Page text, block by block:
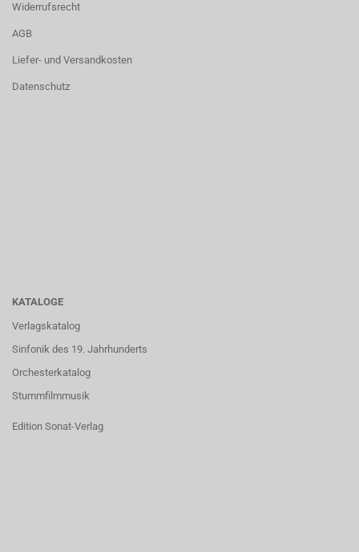
Widerrufsrecht
AGB
Liefer- und Versandkosten
Datenschutz
KATALOGE
Verlagskatalog
Sinfonik des 19. Jahrhunderts
Orchesterkatalog
Stummfilmmusik
Edition Sonat-Verlag